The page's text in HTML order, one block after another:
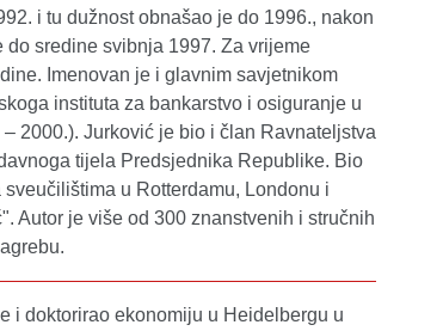
i tu dužnost obnašao je do 1996., nakon
sredine svibnja 1997. Za vrijeme
Imenovan je i glavnim savjetnikom
instituta za bankarstvo i osiguranje u
2000.). Jurković je bio i član Ravnateljstva
tijela Predsjednika Republike. Bio
u Rotterdamu, Londonu i
Autor je više od 300 znanstvenih i stručnih
i doktorirao ekonomiju u Heidelbergu u